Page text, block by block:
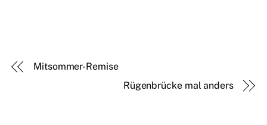
Mitsommer-Remise
Rügenbrücke mal anders